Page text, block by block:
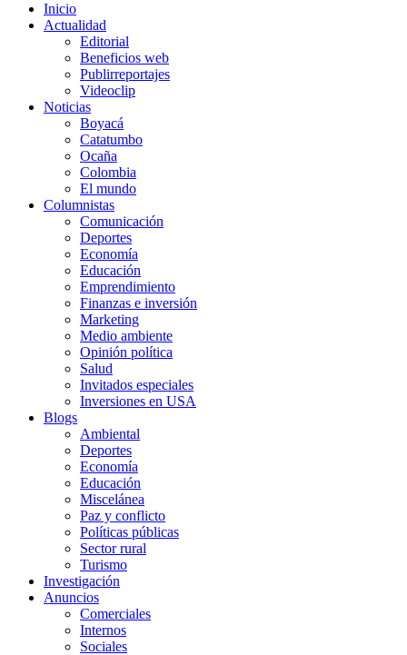
Inicio
Actualidad
Editorial
Beneficios web
Publirreportajes
Videoclip
Noticias
Boyacá
Catatumbo
Ocaña
Colombia
El mundo
Columnistas
Comunicación
Deportes
Economía
Educación
Emprendimiento
Finanzas e inversión
Marketing
Medio ambiente
Opinión política
Salud
Invitados especiales
Inversiones en USA
Blogs
Ambiental
Deportes
Economía
Educación
Miscelánea
Paz y conflicto
Políticas públicas
Sector rural
Turismo
Investigación
Anuncios
Comerciales
Internos
Sociales